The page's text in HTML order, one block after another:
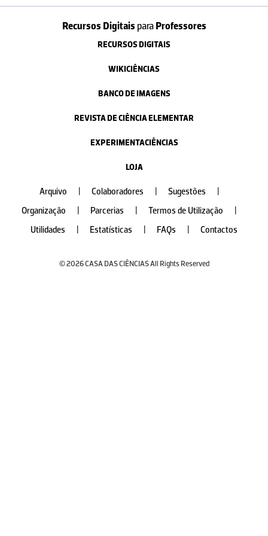
Recursos Digitais paraProfessores
RECURSOS DIGITAIS
WIKICIÊNCIAS
BANCO DE IMAGENS
REVISTA DE CIÊNCIA ELEMENTAR
EXPERIMENTACIÊNCIAS
LOJA
Arquivo Colaboradores Sugestões
Organização
Parcerias Termos de Utilização
Utilidades
Estatísticas FAQs Contactos
© 2026 CASA DAS CIÊNCIAS All Rights Reserved